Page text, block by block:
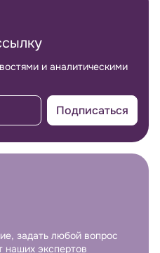
и аналитическими
Подписаться
задать любой вопрос
наших экспертов